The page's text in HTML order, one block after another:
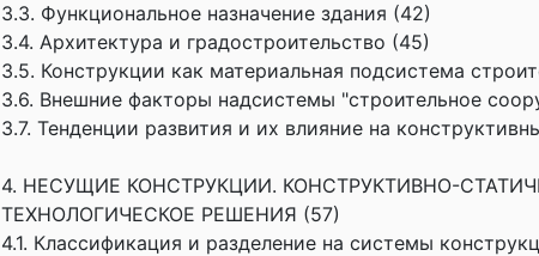
3.3. Функциональное назначение здания (42)
3.4. Архитектура и градостроительство (45)
3.5. Конструкции как материальная подсистема
3.6. Внешние факторы надсистемы "строительное
3.7. Тенденции развития и их влияние на
4. НЕСУЩИЕ КОНСТРУКЦИИ. КОНСТРУКТИВНО-
ТЕХНОЛОГИЧЕСКОЕ РЕШЕНИЯ (57)
4.1. Классификация и разделение на системы